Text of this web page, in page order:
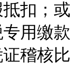
扣；
用缴
稽核